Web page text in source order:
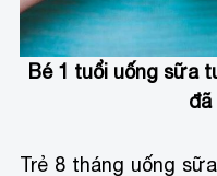
Bé 1 tuổi uống sữa
Trẻ 8 tháng uống